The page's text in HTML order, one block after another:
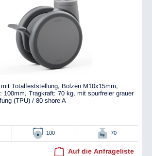
mit Totalfeststellung, Bolzen M10x15mm,
100mm, Tragkraft: 70 kg, mit spurfreier grauer
(TPU) / 80 shore A
100 70
Auf die Anfrageliste